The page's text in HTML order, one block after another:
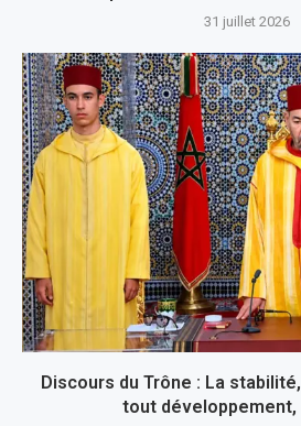
31 juillet 2026
Discours du Trône : La
tout développement,